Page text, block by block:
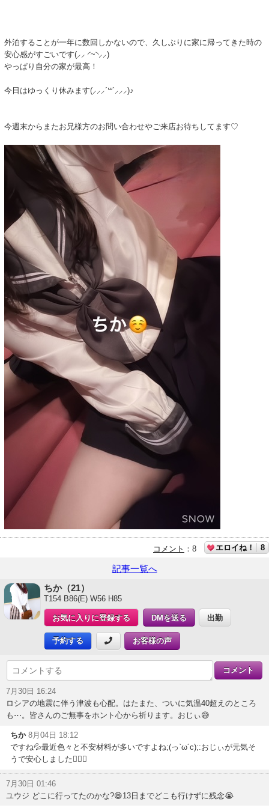
外泊することが一年に数回しかないので、久しぶりに家に帰ってきた時の
安心感がすごいです(⸝⸝ ◜~◝⸝⸝)
やっぱり自分の家が最高！
今日はゆっくり休みます(⸝⸝⸝´꒳`⸝⸝⸝)♪
今週末からまたお兄様方のお問い合わせやご来店お待ちしてます♡
コメント ： 8 エロイね！ 8
記事一覧へ
ちか（21）
T154 B86(E) W56 H85
お気に入りに登録する DMを送る 出勤
予約する お客様の声
7月30日 16:24
ロシアの地震に伴う津波も心配。はたまた、ついに気温40超えのところ
も⋯。皆さんのご無事をホント心から祈ります。おじぃ😅
ちか 8月04日 18:12
ですね💦最近色々と不安材料が多いですよね;(っ`ω´c);:おじぃが元気そ
うで安心しました👍🏻✨
7月30日 01:46
ユウジ どこに行ってたのかな?😄13日までどこも行けずに残念😭